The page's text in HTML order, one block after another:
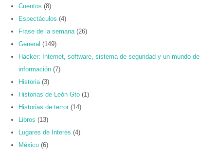
Cuentos (8)
Espectáculos (4)
Frase de la semana (26)
General (149)
Hacker: Internet, software, sistema de seguridad y un mundo de
información (7)
Historia (3)
Historias de León Gto (1)
Historias de terror (14)
Libros (13)
Lugares de Interés (4)
México (6)